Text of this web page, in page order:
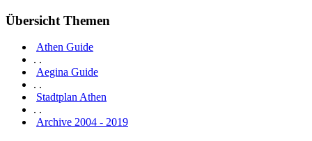
Übersicht Themen
Athen Guide
. .
Aegina Guide
. .
Stadtplan Athen
. .
Archive 2004 - 2019